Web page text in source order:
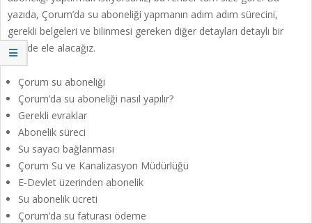
yazıda, Çorum’da su aboneliği yapmanın adım adım sürecini,
gerekli belgeleri ve bilinmesi gereken diğer detayları detaylı bir
şekilde ele alacağız.
Çorum su aboneliği
Çorum’da su aboneliği nasıl yapılır?
Gerekli evraklar
Abonelik süreci
Su sayacı bağlanması
Çorum Su ve Kanalizasyon Müdürlüğü
E-Devlet üzerinden abonelik
Su abonelik ücreti
Çorum’da su faturası ödeme